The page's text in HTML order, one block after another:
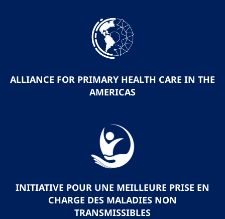
ALLIANCE FOR PRIMARY HEALTH CARE IN THE
AMERICAS
INITIATIVE POUR UNE MEILLEURE PRISE EN
CHARGE DES MALADIES NON
TRANSMISSIBLES